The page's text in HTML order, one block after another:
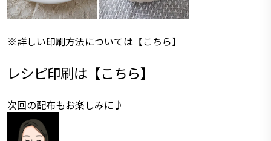
※詳しい印刷方法については 【こちら】
レシピ印刷は 【こちら】
次回の配布もお楽しみに♪